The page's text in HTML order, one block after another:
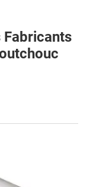
Fabricants